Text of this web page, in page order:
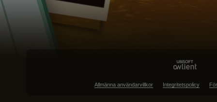
Allmänna användarvillkor Integritetspolicy